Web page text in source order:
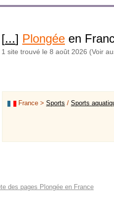
[...] Plongée en
1 site trouvé le 8 août 2026 (Voir
France > Sports / Sports
des pages Plongée en France